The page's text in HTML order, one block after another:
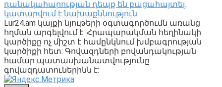
դանակահարության դեպք են բացահայտել․
կատարվում է նախաքննություն
Lur24.am կայքի նյութերի օգտագործումն առանց
հղման արգելվում է: Հրապարակման հեղինակի
կարծիքը ոչ միշտ է համընկնում խմբագրության
կարծիքի հետ: Գովազդների բովանդակության
համար պատասխանատվությունը
գովազդատուներինն է: